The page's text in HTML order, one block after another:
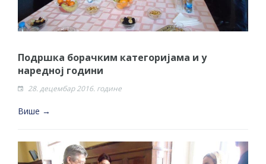
Подршка борачким категоријама и у
наредној години
28. децембар 2016. године
Више →